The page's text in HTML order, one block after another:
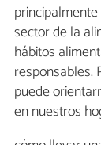
sector de la
hábitos
responsables.
puede
en nuestros